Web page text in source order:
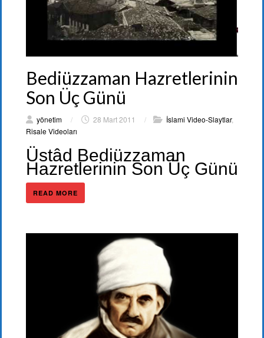
Bediüzzaman Hazretlerinin
Son Üç Günü
yönetim / 28 Mart 2011 / İslami Video-Slaytlar,
Risale Videoları
Üstâd Bediüzzaman
Hazretlerinin Son Üç Günü
READ MORE